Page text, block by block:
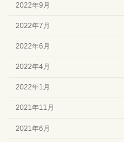
2022年9月
2022年7月
2022年6月
2022年4月
2022年1月
2021年11月
2021年6月